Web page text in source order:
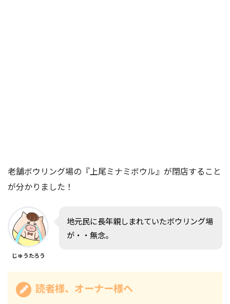
老舗ボウリング場の『上尾ミナミボウル』が閉店すること
が分かりました！
じゅうたろう
地元民に長年親しまれていたボウリング場
が・・無念。
読者様、オーナー様へ